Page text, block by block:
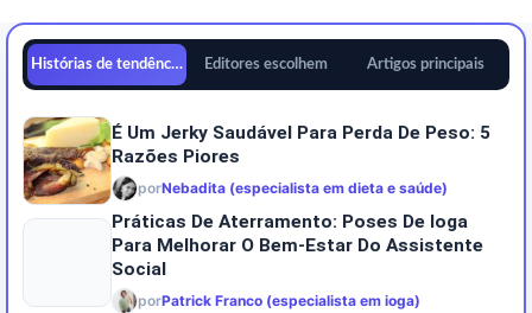
Histórias de tendências Editores escolhem Artigos principais
É Um Jerky Saudável Para Perda De Peso: 5
Razões Piores
porNebadita (especialista em dieta e saúde)
Práticas De Aterramento: Poses De Ioga
Para Melhorar O Bem-Estar Do Assistente
Social
porPatrick Franco (especialista em ioga)